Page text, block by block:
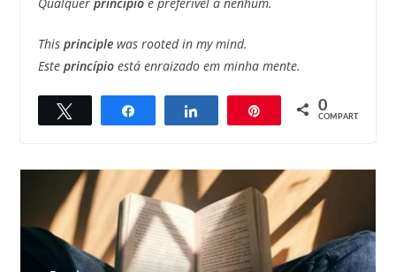
This principlewas rooted in my mind.
Este princípioestá enraizado em minha mente.
Compartilhar Compartilhar 0
COMPART.